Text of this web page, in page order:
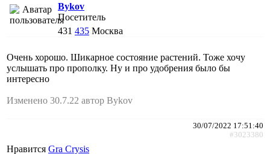
Bykov
Посетитель
431 435 Москва
Очень хорошо. Шикарное состояние растений. Тоже хочу
услышать про прополку. Ну и про удобрения было бы
интересно
Изменено 30.7.22 автор Bykov
30/07/2022 17:51:40
#3023380
Нравится Gra Crysis